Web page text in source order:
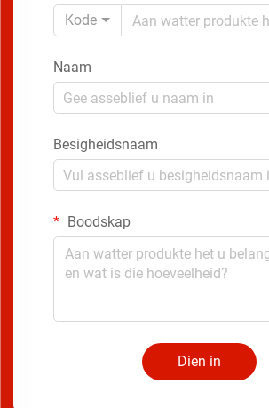
Kode
Naam
Besigheidsnaam
Boodskap
Dien in